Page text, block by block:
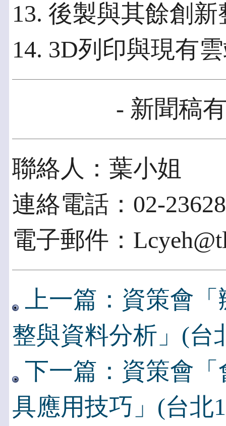
13. 後製與其餘創
14. 3D列印與現有
- 新聞稿
聯絡人：葉小姐
連絡電話：02-
電子郵件：
上一篇：資策會
整與資料分析」(台
下一篇：資策會「
具應用技巧」(台北